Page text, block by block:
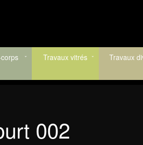
Travaux vitrés Travaux
002